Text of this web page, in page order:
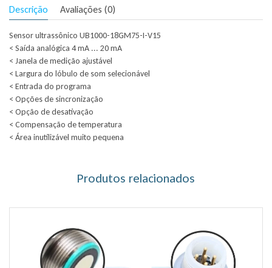
Descrição Avaliações (0)
Sensor ultrassônico UB1000-18GM75-I-V15
< Saída analógica 4 mA ... 20 mA
< Janela de medição ajustável
< Largura do lóbulo de som selecionável
< Entrada do programa
< Opções de sincronização
< Opção de desativação
< Compensação de temperatura
< Área inutilizável muito pequena
Produtos relacionados